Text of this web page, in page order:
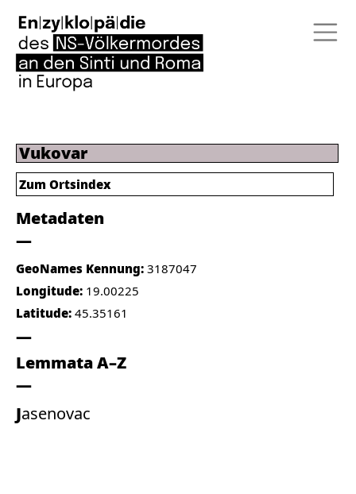
Vukovar
Metadaten
GeoNames Kennung: 3187047
Longitude: 19.00225
Latitude: 45.35161
Lemmata A–Z
Jasenovac
Zum Ortsindex